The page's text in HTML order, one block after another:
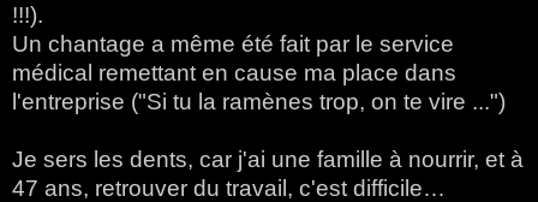
!!!).
Un chantage a même été fait par le service
médical remettant en cause ma place dans
l'entreprise ("Si tu la ramènes trop, on te vire ...")
Je sers les dents, car j'ai une famille à nourrir, et à
47 ans, retrouver du travail, c'est difficile…